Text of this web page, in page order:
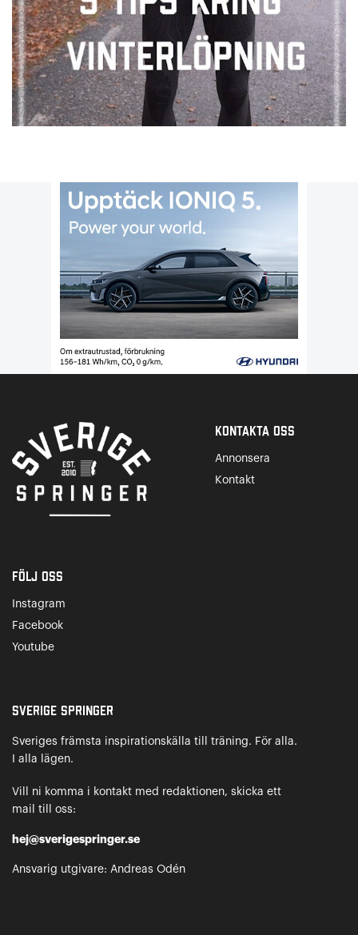
Kontakta Oss
Annonsera
Kontakt
Följ oss
Instagram
Facebook
Youtube
Sverige Springer
Sveriges främsta inspirationskälla till träning. För alla.
I alla lägen.
Vill ni komma i kontakt med redaktionen, skicka ett
mail till oss:
hej@sverigespringer.se
Ansvarig utgivare: Andreas Odén